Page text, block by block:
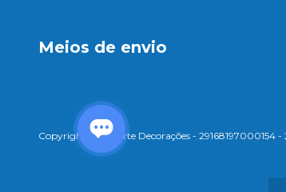
Meios de envio
Copyright Ampliarte Decorações - 29168197000154 -